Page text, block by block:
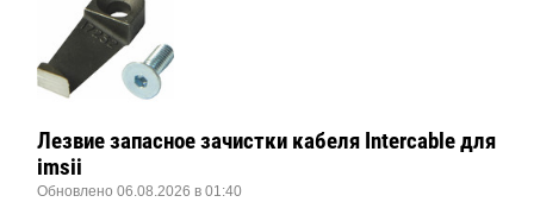
Лезвие запасное зачистки кабеля Intercable для
imsii
Обновлено 06.08.2026 в 01:40